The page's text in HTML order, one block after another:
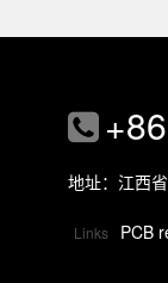
地址：江西
Links PCB